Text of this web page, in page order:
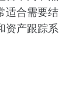
适合需要结
资产跟踪系